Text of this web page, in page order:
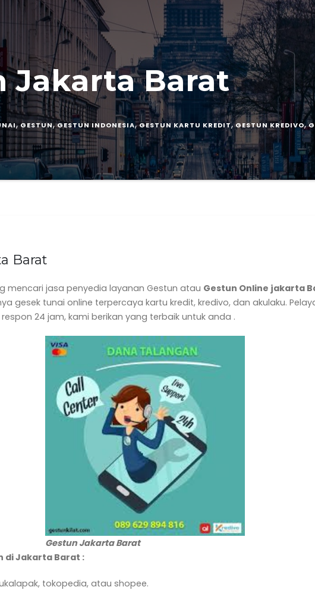
Jakarta Barat
,GESTUN,GESTUN INDONESIA,GESTUN KARTU KREDIT,GESTUN KREDIVO,
Barat
mencari jasa penyedia layanan Gestun atau Gestun Online jakarta
gesek tunai online terpercaya kartu kredit, kredivo, dan akulaku.
24 jam, kami berikan yang terbaik untuk anda .
Gestun Jakarta Barat
di Jakarta Barat :
tokopedia, atau shopee.